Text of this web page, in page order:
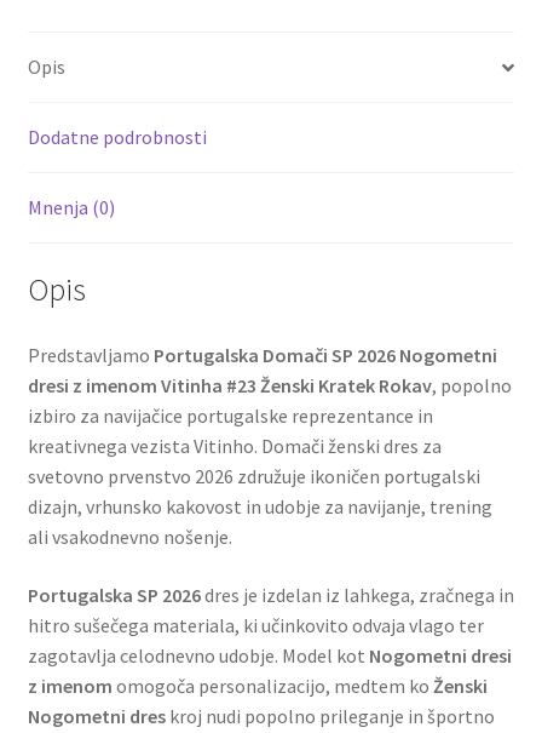
k
Opis
Dodatne podrobnosti
Mnenja (0)
Opis
Predstavljamo Portugalska Domači SP 2026 Nogometni
dresi z imenom Vitinha #23 Ženski Kratek Rokav, popolno
izbiro za navijačice portugalske reprezentance in
kreativnega vezista Vitinho. Domači ženski dres za
svetovno prvenstvo 2026 združuje ikoničen portugalski
dizajn, vrhunsko kakovost in udobje za navijanje, trening
ali vsakodnevno nošenje.
Portugalska SP 2026dres je izdelan iz lahkega, zračnega in
hitro sušečega materiala, ki učinkovito odvaja vlago ter
zagotavlja celodnevno udobje. Model kot Nogometni dresi
z imenom omogoča personalizacijo, medtem ko Ženski
Nogometni dreskroj nudi popolno prileganje in športno